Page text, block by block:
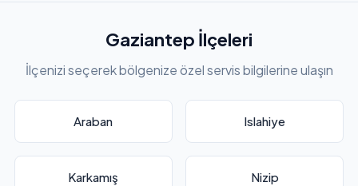
Gaziantep İlçeleri
İlçenizi seçerek bölgenize özel servis bilgilerine ulaşın
Araban Islahiye
Karkamış Nizip